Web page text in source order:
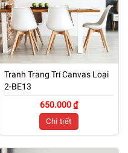
Tranh Trang Trí Canvas Loại
2-BE13
650.000 ₫
Chi tiết